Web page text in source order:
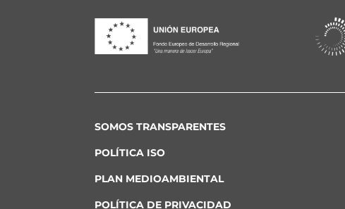
SOMOS TRANSPARENTES
POLÍTICA ISO
PLAN MEDIOAMBIENTAL
POLÍTICA DE PRIVACIDAD